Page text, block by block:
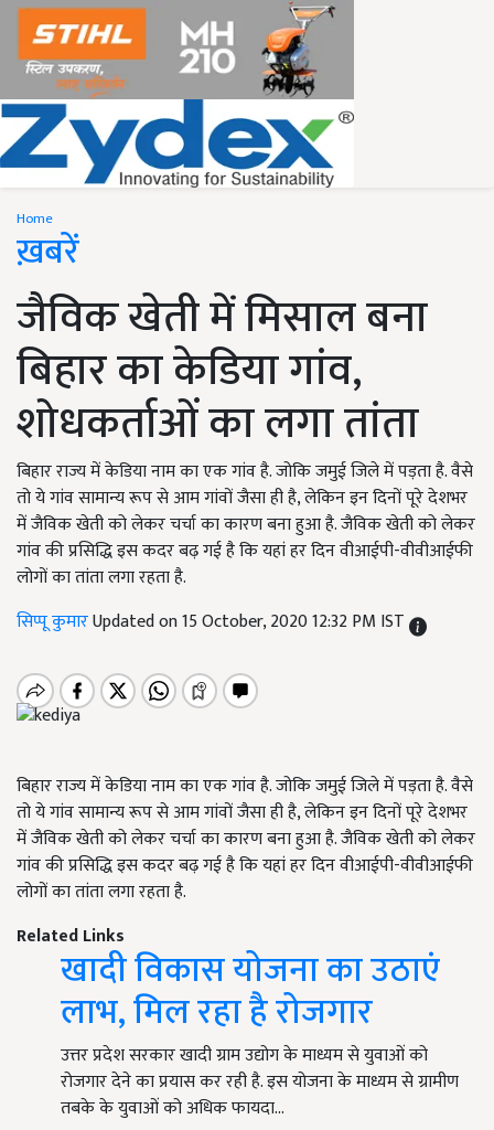
Home
ख़बरें
जैविक खेती में मिसाल बना
बिहार का केडिया गांव,
शोधकर्ताओं का लगा तांता
बिहार राज्य में केडिया नाम का एक गांव है. जोकि जमुई जिले में पड़ता है. वैसे
तो ये गांव सामान्य रूप से आम गांवों जैसा ही है, लेकिन इन दिनों पूरे देशभर
में जैविक खेती को लेकर चर्चा का कारण बना हुआ है. जैविक खेती को लेकर
गांव की प्रसिद्धि इस कदर बढ़ गई है कि यहां हर दिन वीआईपी-वीवीआईफी
लोगों का तांता लगा रहता है.
सिप्पू कुमारUpdated on 15 October, 2020 12:32 PM IST
बिहार राज्य में केडिया नाम का एक गांव है. जोकि जमुई जिले में पड़ता है. वैसे
तो ये गांव सामान्य रूप से आम गांवों जैसा ही है, लेकिन इन दिनों पूरे देशभर
में जैविक खेती को लेकर चर्चा का कारण बना हुआ है. जैविक खेती को लेकर
गांव की प्रसिद्धि इस कदर बढ़ गई है कि यहां हर दिन वीआईपी-वीवीआईफी
लोगों का तांता लगा रहता है.
Related Links
खादी विकास योजना का उठाएं
लाभ, मिल रहा है रोजगार
उत्तर प्रदेश सरकार खादी ग्राम उद्योग के माध्यम से युवाओं को
रोजगार देने का प्रयास कर रही है. इस योजना के माध्यम से ग्रामीण
तबके के युवाओं को अधिक फायदा…